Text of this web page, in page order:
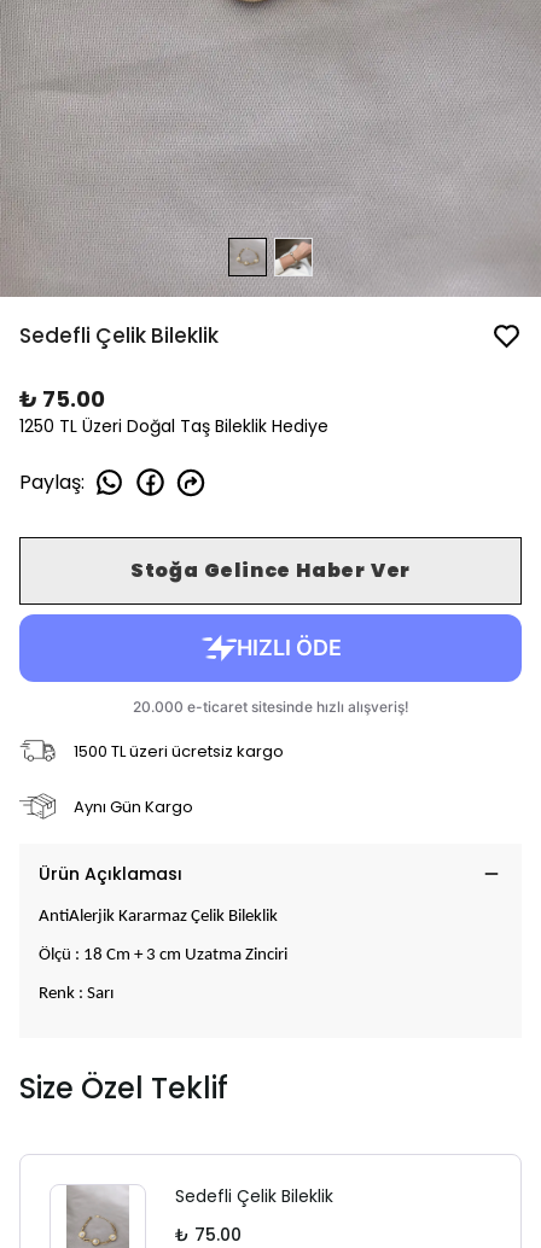
Sedefli Çelik Bileklik
₺ 75.00
1250 TL Üzeri Doğal Taş Bileklik Hediye
Paylaş:
Stoğa Gelince Haber Ver
1500 TL üzeri ücretsiz kargo
Aynı Gün Kargo
Ürün Açıklaması
AntiAlerjik Kararmaz Çelik Bileklik
Ölçü : 18 Cm + 3 cm Uzatma Zinciri
Renk : Sarı
Size Özel Teklif
Sedefli Çelik Bileklik
₺ 75.00